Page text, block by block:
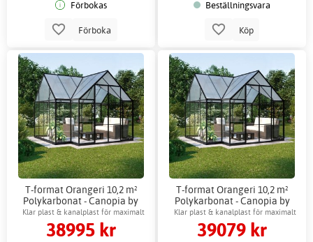
Förbokas
Förboka
Beställningsvara
Köp
T-format Orangeri 10,2 m²
Polykarbonat - Canopia by
Palram
Klar plast & kanalplast för maximalt
ljusinsläpp
38995 kr
T-format Orangeri 10,2 m²
Polykarbonat - Canopia by
Palram + Växthustillbehör
Klar plast & kanalplast för maximalt
ljusinsläpp
39079 kr